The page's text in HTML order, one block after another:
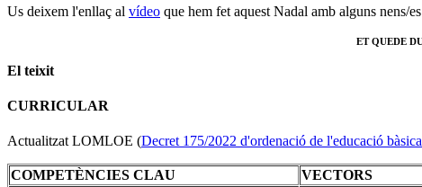
Us deixem l'enllaç al vídeo que hem fet aquest Nadal amb alguns nens/
ET QUEDE
El teixit
CURRICULAR
Actualitzat LOMLOE (Decret 175/2022 d'ordenació de l'educació bàsica
COMPETÈNCIES CLAU VECTORS